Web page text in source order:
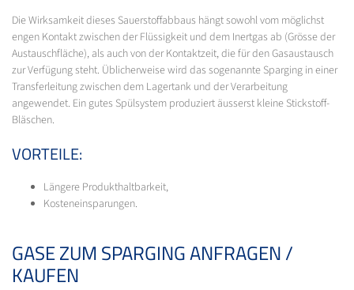
Die Wirksamkeit dieses Sauerstoffabbaus hängt sowohl vom möglichst
engen Kontakt zwischen der Flüssigkeit und dem Inertgas ab (Grösse der
Austauschfläche), als auch von der Kontaktzeit, die für den Gasaustausch
zur Verfügung steht. Üblicherweise wird das sogenannte Sparging in einer
Transferleitung zwischen dem Lagertank und der Verarbeitung
angewendet. Ein gutes Spülsystem produziert äusserst kleine Stickstoff-
Bläschen.
VORTEILE:
Längere Produkthaltbarkeit,
Kosteneinsparungen.
GASE ZUM SPARGING ANFRAGEN /
KAUFEN